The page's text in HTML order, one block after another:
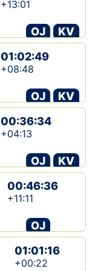
+13:01
OJ
KV
01:02:49
+08:48
OJ
KV
00:36:34
+04:13
OJ
KV
00:46:36
+11:11
OJ
01:01:16
+00:22